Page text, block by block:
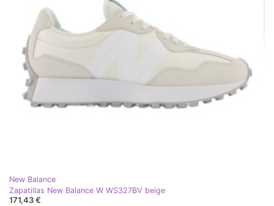
New Balance
Zapatillas New Balance W WS327BV beige
171,43 €